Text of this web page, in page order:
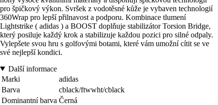
pro špičkový výkon. Svršek z vodotěsné kůže je vybaven technologií
360Wrap pro lepší přilnavost a podporu. Kombinace tlumení
Lightstrike ( adidas ) a BOOST doplňuje stabilizátor Torsion Bridge,
který posiluje každý krok a stabilizuje každou pozici pro silné odpaly.
Vylepšete svou hru s golfovými botami, které vám umožní cítit se ve
své nejlepší kondici.
Další informace
Marki
adidas
Barva
cblack/ftwwht/cblack
Dominantní barva Černá